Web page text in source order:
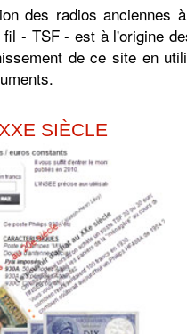
des radios anciennes
- TSF - est à l'origine
de ce site en
SIÈCLE